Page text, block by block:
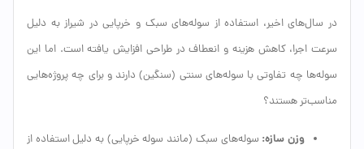
در سال‌های اخیر، استفاده از سوله‌های سبک و خرپایی در شیراز به دلیل
سرعت اجرا، کاهش هزینه و انعطاف در طراحی افزایش یافته است. اما این
سوله‌ها چه تفاوتی با سوله‌های سنتی (سنگین) دارند و برای چه پروژه‌هایی
مناسب‌تر هستند؟
وزن سازه: سوله‌های سبک (مانند سوله خرپایی) به دلیل استفاده از